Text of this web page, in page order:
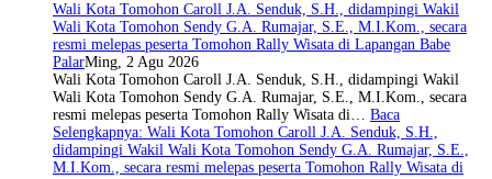
Wali Kota Tomohon Caroll J.A. Senduk, S.H., didampingi Wakil
Wali Kota Tomohon Sendy G.A. Rumajar, S.E., M.I.Kom., secara
resmi melepas peserta Tomohon Rally Wisata di Lapangan Babe
PalarMing, 2 Agu 2026
Wali Kota Tomohon Caroll J.A. Senduk, S.H., didampingi Wakil
Wali Kota Tomohon Sendy G.A. Rumajar, S.E., M.I.Kom., secara
resmi melepas peserta Tomohon Rally Wisata di… Baca
Selengkapnya: Wali Kota Tomohon Caroll J.A. Senduk, S.H.,
didampingi Wakil Wali Kota Tomohon Sendy G.A. Rumajar, S.E.,
M.I.Kom., secara resmi melepas peserta Tomohon Rally Wisata di